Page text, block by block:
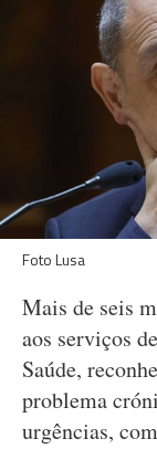
Foto Lusa
Mais de seis
aos serviços
Saúde,
problema
urgências,